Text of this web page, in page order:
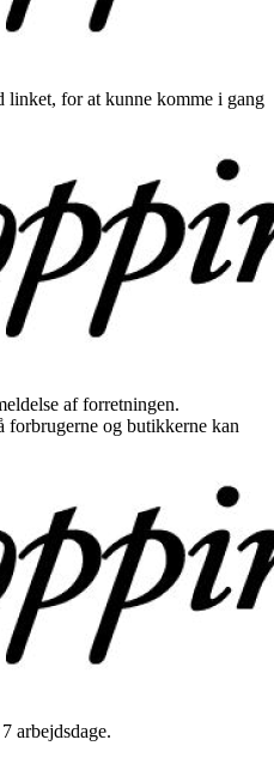
linket, for at kunne komme i gang
af forretningen.
forbrugerne og butikkerne kan
arbejdsdage.